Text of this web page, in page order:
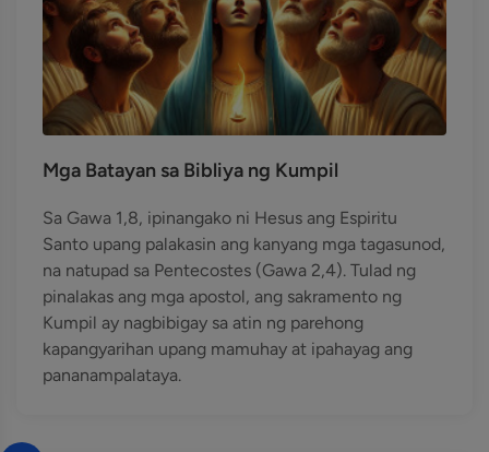
Mga Batayan sa Bibliya ng Kumpil
Sa Gawa 1,8, ipinangako ni Hesus ang Espiritu
Santo upang palakasin ang kanyang mga tagasunod,
na natupad sa Pentecostes (Gawa 2,4). Tulad ng
pinalakas ang mga apostol, ang sakramento ng
Kumpil ay nagbibigay sa atin ng parehong
kapangyarihan upang mamuhay at ipahayag ang
pananampalataya.